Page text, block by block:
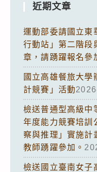
近期文章
運動部委請國立東
行動站」第二階段
章，請踴躍報名參
國立高雄餐旅大學
計競賽」活動
檢送普通型高級中
年度能力競賽培訓
察與推理」實施計
教師踴躍參加。
檢送國立臺南女子